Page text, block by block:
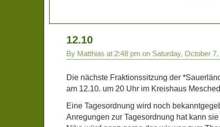
12.10
By Matthias at 2:48 pm on Saturday, October 7,
Die nächste Fraktionssitzung der
am 12.10. um 20 Uhr im Kreishaus
Eine Tagesordnung wird noch
Anregungen zur Tagesordnung hat kann